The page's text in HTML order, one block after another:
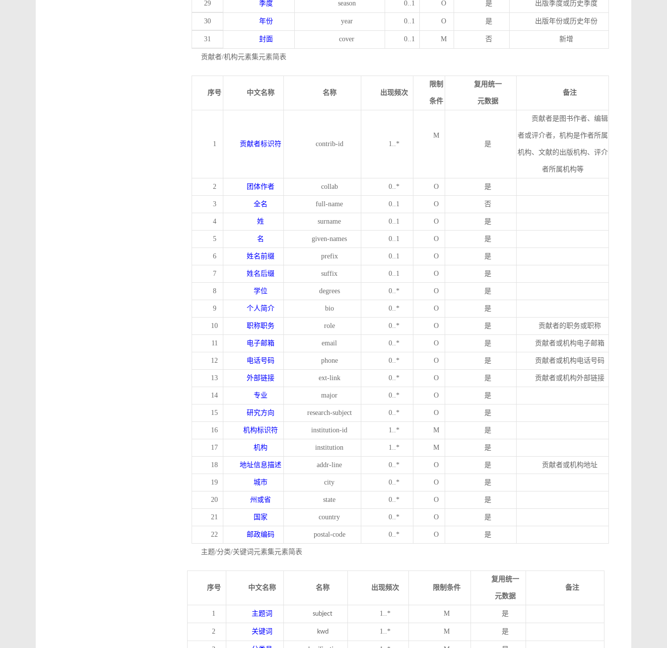
29 季度 season 0..1 O 是 出版季度或历史季度
30 年份 year 0..1 O 是 出版年份或历史年份
31 封面 cover 0..1 M 否 新增
贡献者/机构元素集元素简表
序号 中文名称 名称 出现频次
限制
条件
复用统一
元数据
备注
1 贡献者标识符 contrib-id 1..*
M
是
贡献者是图书作者、编辑
者或评介者，机构是作者所属
机构、文献的出版机构、评介
者所属机构等
2 团体作者 collab 0..* O 是
3 全名 full-name 0..1 O 否
4 姓 surname 0..1 O 是
5 名 given-names 0..1 O 是
6 姓名前缀 prefix 0..1 O 是
7 姓名后缀 suffix 0..1 O 是
8 学位 degrees 0..* O 是
9 个人简介 bio 0..* O 是
10 职称职务 role 0..* O 是 贡献者的职务或职称
11 电子邮箱 email 0..* O 是 贡献者或机构电子邮箱
12 电话号码 phone 0..* O 是 贡献者或机构电话号码
13 外部链接 ext-link 0..* O 是 贡献者或机构外部链接
14 专业 major 0..* O 是
15 研究方向 research-subject 0..* O 是
16 机构标识符 institution-id 1..* M 是
17 机构 institution 1..* M 是
18 地址信息描述 addr-line 0..* O 是 贡献者或机构地址
19 城市 city 0..* O 是
20 州或省 state 0..* O 是
21 国家 country 0..* O 是
22 邮政编码 postal-code 0..* O 是
主题/分类/关键词元素集元素简表
序号 中文名称 名称 出现频次 限制条件
复用统一
元数据
备注
1 主题词 subject 1..* M 是
2 关键词 kwd 1..* M 是